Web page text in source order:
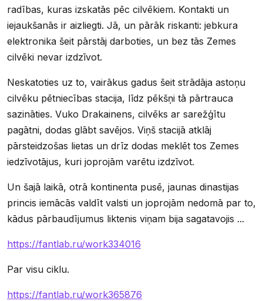
radības, kuras izskatās pēc cilvēkiem. Kontakti un
iejaukšanās ir aizliegti. Jā, un pārāk riskanti: jebkura
elektronika šeit pārstāj darboties, un bez tās Zemes
cilvēki nevar izdzīvot.
Neskatoties uz to, vairākus gadus šeit strādāja astoņu
cilvēku pētniecības stacija, līdz pēkšņi tā pārtrauca
sazināties. Vuko Drakainens, cilvēks ar sarežģītu
pagātni, dodas glābt savējos. Viņš stacijā atklāj
pārsteidzošas lietas un drīz dodas meklēt tos Zemes
iedzīvotājus, kuri joprojām varētu izdzīvot.
Un šajā laikā, otrā kontinenta pusē, jaunas dinastijas
princis iemācās valdīt valsti un joprojām nedomā par to,
kādus pārbaudījumus liktenis viņam bija sagatavojis ...
https://fantlab.ru/work334016
Par visu ciklu.
https://fantlab.ru/work365876